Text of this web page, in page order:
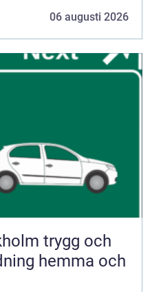
06 augusti 2026
och
hemma och